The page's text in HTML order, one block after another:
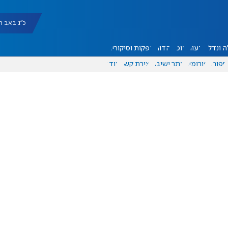
כ"ג באב תשפ"ו
ונדל"ן דעות אוכל יהדות הפקות וסיקורים
ספורט פורומים אתר ישיבה יצירת קשר עוד